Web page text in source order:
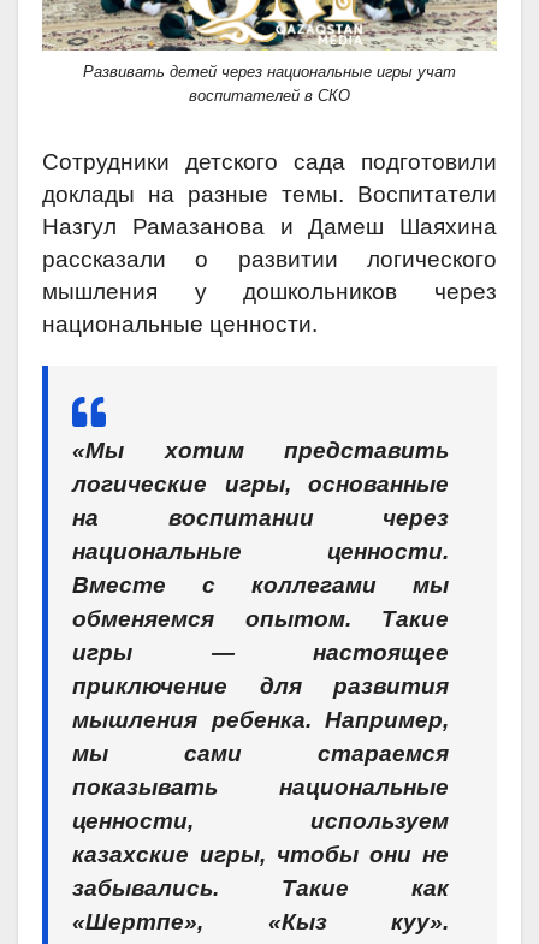
Развивать детей через национальные игры учат
воспитателей в СКО
Сотрудники детского сада подготовили
доклады на разные темы. Воспитатели
Назгул Рамазанова и Дамеш Шаяхина
рассказали о развитии логического
мышления у дошкольников через
национальные ценности.
«Мы хотим представить
логические игры, основанные
на воспитании через
национальные ценности.
Вместе с коллегами мы
обменяемся опытом. Такие
игры — настоящее
приключение для развития
мышления ребенка. Например,
мы сами стараемся
показывать национальные
ценности, используем
казахские игры, чтобы они не
забывались. Такие как
«Шертпе», «Кыз куу».